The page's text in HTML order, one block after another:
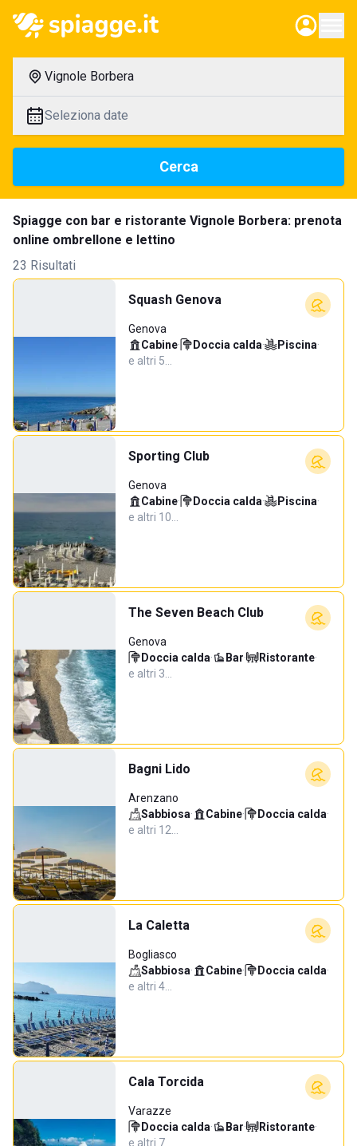
Vignole Borbera
Seleziona date
Cerca
Spiagge con bar e ristorante Vignole Borbera: prenota
online ombrellone e lettino
23 Risultati
Squash Genova
Genova
Cabine· Doccia calda· Piscina·
e altri 5…
Sporting Club
Genova
Cabine· Doccia calda· Piscina·
e altri 10…
The Seven Beach Club
Genova
Doccia calda· Bar· Ristorante·
e altri 3…
Bagni Lido
Arenzano
Sabbiosa· Cabine· Doccia calda·
e altri 12…
La Caletta
Bogliasco
Sabbiosa· Cabine· Doccia calda·
e altri 4…
Cala Torcida
Varazze
Doccia calda· Bar· Ristorante·
e altri 7…